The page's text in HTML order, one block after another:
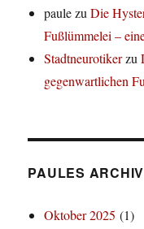
paulezuDie
Fußlümmelei –
Stadtneurotikerzu
gegenwartlichen
PAULES ARCHIV
Oktober 2025 (1)